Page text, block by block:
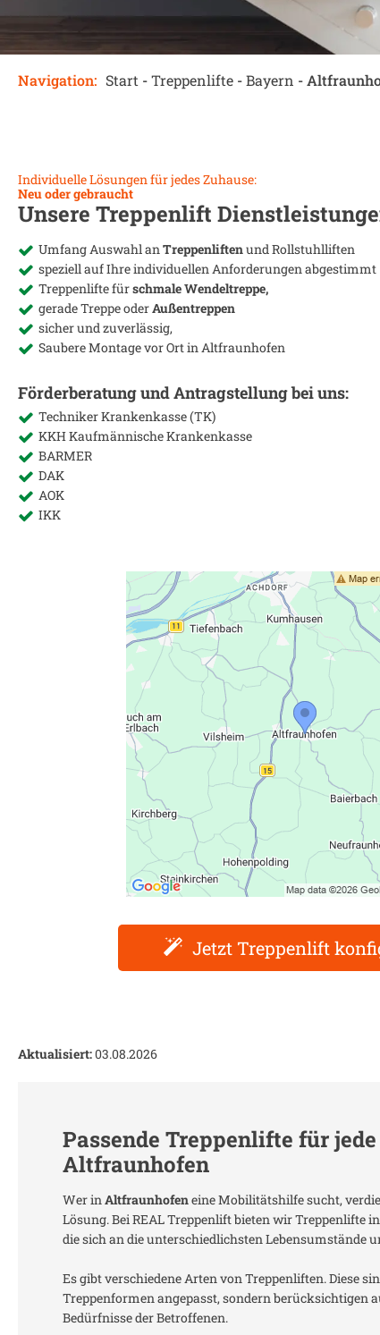
Navigation: Start -Treppenlifte -Bayern -
Individuelle Lösungen für jedes Zuhause:
Neu oder gebraucht
Unsere Treppenlift
Umfang Auswahl an Treppenliftenund Rollstuhlliften
speziell auf Ihre individuellen Anforderungen abgestimmt
Treppenlifte fürschmale Wendeltreppe,
gerade Treppe oderAußentreppen
sicher und zuverlässig,
Saubere Montage vor Ort in Altfraunhofen
Förderberatung und Antragstellung bei uns:
Techniker Krankenkasse (TK)
KKH Kaufmännische Krankenkasse
BARMER
DAK
AOK
IKK
Jetzt Treppenlift
Aktualisiert:03.08.2026
Passende Treppenlifte für
Altfraunhofen
Wer in Altfraunhofeneine Mobilitätshilfe sucht,
Lösung. Bei REAL Treppenlift bieten wir Treppenlifte
die sich an die unterschiedlichsten Lebensumstände
Es gibt verschiedene Arten von Treppenliften. Diese
Treppenformen angepasst, sondern berücksichtigen
Bedürfnisse der Betroffenen.